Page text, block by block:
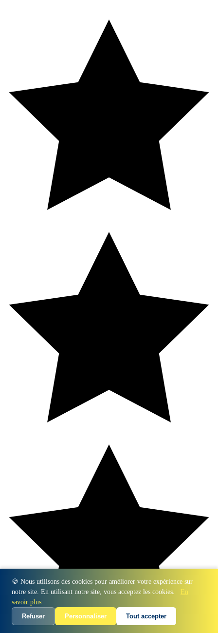
🍪 Nous utilisons des cookies pour améliorer votre expérience sur
notre site. En utilisant notre site, vous acceptez les cookies.
En
savoir plus
Refuser
Personnaliser Tout accepter